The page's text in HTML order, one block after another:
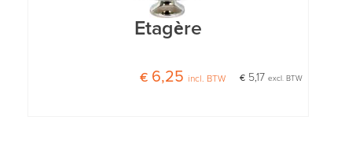
Etagère
€ 5,17excl. BTW
€ 6,25 incl. BTW